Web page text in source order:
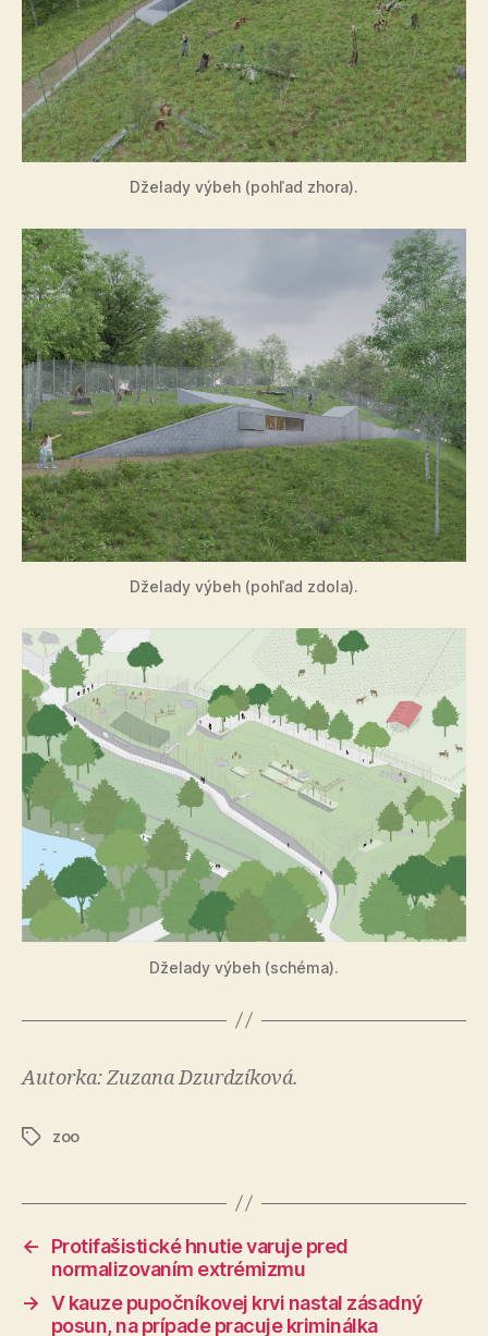
Dželady výbeh (pohľad zhora).
Dželady výbeh (pohľad zdola).
Dželady výbeh (schéma).
Autorka: Zuzana Dzurdzíková.
Značky
zoo
←
Protifašistické hnutie varuje pred
normalizovaním extrémizmu
→ V kauze pupočníkovej krvi nastal zásadný
posun, na prípade pracuje kriminálka